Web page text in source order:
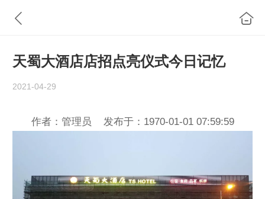
天蜀大酒店店招点亮仪式今日记忆
2021-04-29
作者：管理员 发布于：1970-01-01 07:59:59